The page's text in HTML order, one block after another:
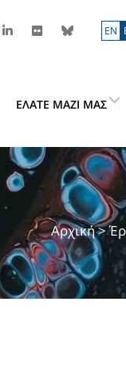
ΕN
ΕΛΆΤΕ ΜΑΖΊ ΜΑΣ
Αρχική>